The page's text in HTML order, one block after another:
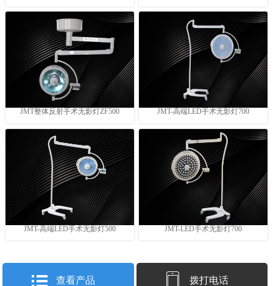
JMT整体反射手术无影灯ZF500 JMT-高端LED手术无影灯700
JMT-高端LED手术无影灯500 JMT-LED手术无影灯700
查看产品 拨打电话